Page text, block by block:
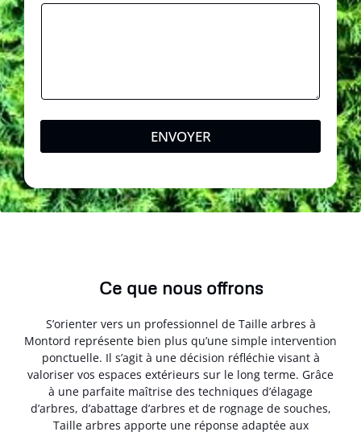
ENVOYER
Ce que nous offrons
S’orienter vers un professionnel de Taille arbres à
Montord représente bien plus qu’une simple intervention
ponctuelle. Il s’agit à une décision réfléchie visant à
valoriser vos espaces extérieurs sur le long terme. Grâce
à une parfaite maîtrise des techniques d’élagage
d’arbres, d’abattage d’arbres et de rognage de souches,
Taille arbres apporte une réponse adaptée aux